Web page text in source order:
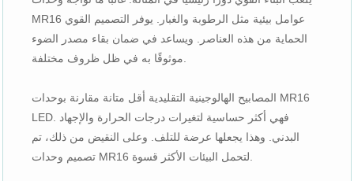
MR16 عوامل بيئية مثل الرطوبة والغبار. يوفر التصميم القوي
الحماية من هذه العناصر. ويساعد في ضمان بقاء مصدر الضوء
موثوقًا به في ظل ظروف مختلفة.
المصابيح الهالوجينية التقليدية أقل متانة مقارنة بوحدات MR16
LED. فهي أكثر حساسية لتغيرات درجات الحرارة والإجهاد
البدني. وهذا يجعلها عرضة للتلف. وعلى النقيض من ذلك، تم
تصميم وحدات MR16 لتحمل البيئات الأكثر قسوة.